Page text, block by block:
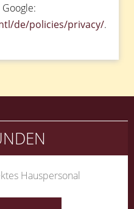
de/policies/privacy/.
Hauspersonal